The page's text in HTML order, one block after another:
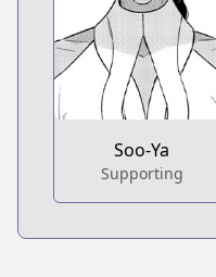
Soo-Ya
Supporting